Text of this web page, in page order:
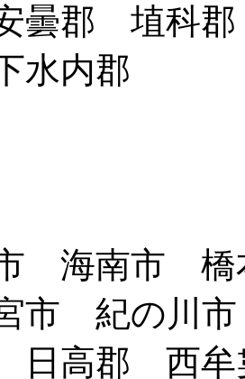
曇郡 埴科
水内郡
海南市
市 紀の川
日高郡 西牟